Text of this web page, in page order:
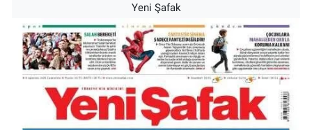
Yeni Şafak